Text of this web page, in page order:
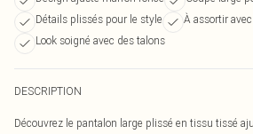
Détails plissés pour le style
À assortir
Look soigné avec des talons
DESCRIPTION
Découvrez le pantalon large plissé en tissu tissé